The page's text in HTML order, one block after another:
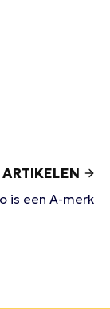
is een A-merk